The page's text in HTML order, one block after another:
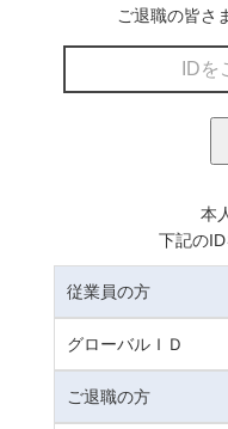
ご退職の皆さ
本
下記のID
従業員の方
グローバルＩＤ
ご退職の方